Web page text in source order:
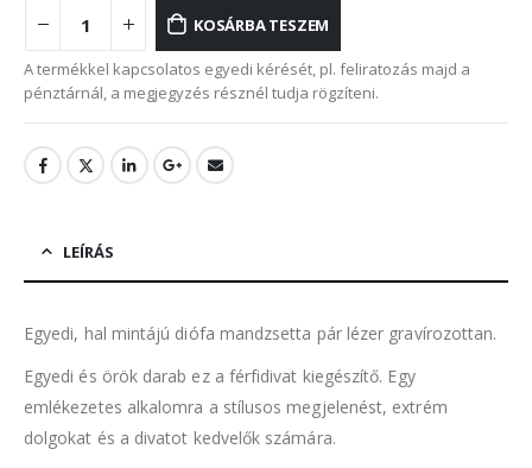
KOSÁRBA TESZEM
A termékkel kapcsolatos egyedi kérését, pl. feliratozás majd a
pénztárnál, a megjegyzés résznél tudja rögzíteni.
LEÍRÁS
Egyedi, hal mintájú diófa mandzsetta pár lézer gravírozottan.
Egyedi és örök darab ez a férfidivat kiegészítő. Egy
emlékezetes alkalomra a stílusos megjelenést, extrém
dolgokat és a divatot kedvelők számára.